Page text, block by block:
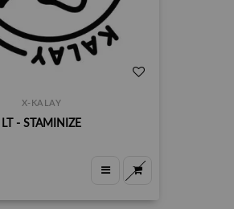
X-KALAY
LT - STAMINIZE